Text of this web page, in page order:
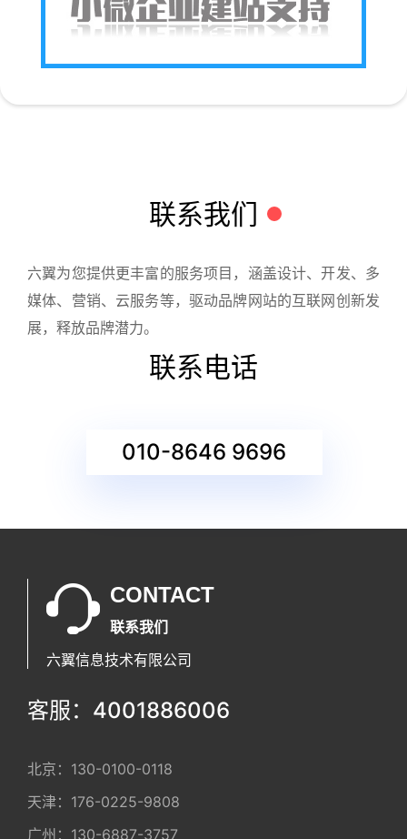
联系我们
六翼为您提供更丰富的服务项目，涵盖设计、开发、多
媒体、营销、云服务等，驱动品牌网站的互联网创新发
展，释放品牌潜力。
联系电话
010-8646 9696
CONTACT
联系我们
六翼信息技术有限公司
客服：4001886006
北京： 130-0100-0118
天津： 176-0225-9808
广州： 130-6887-3757